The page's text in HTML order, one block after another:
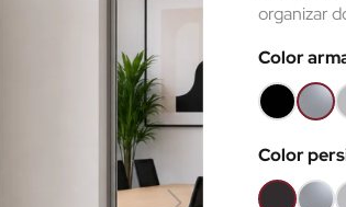
organizar
Color
Negro
RAL9005
Plata
Color
NegroPlata